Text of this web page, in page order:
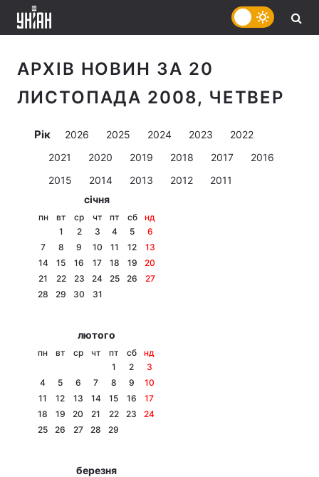
АРХІВ НОВИН ЗА 20
ЛИСТОПАДА 2008, ЧЕТВЕР
Рік 2026 2025 2024 2023
2022
2021
2020 2019 2018 2017
2016
2015
2014 2013 2012
2011
січня
пн вт ср чт пт сб
нд
1
2 3 4 5
6
7
8 9 10 11 12
13
14
15 16 17 18 19
20
21
22 23 24 25 26
27
28
29 30 31
лютого
пн вт ср чт пт сб
нд
1
2
3
4
5 6 7 8 9
10
11
12 13 14 15 16
17
18
19 20 21 22 23
24
25
26 27 28 29
березня